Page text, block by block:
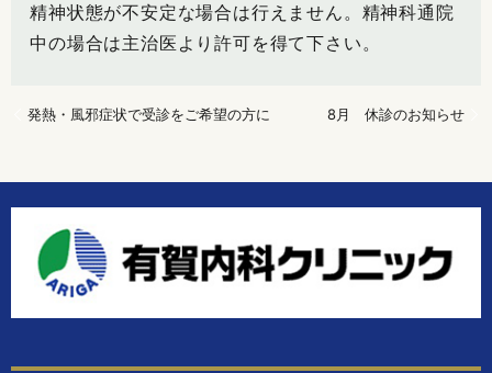
精神状態が不安定な場合は行えません。精神科通院
中の場合は主治医より許可を得て下さい。
発熱・風邪症状で受診をご希望の方に 8月 休診のお知らせ